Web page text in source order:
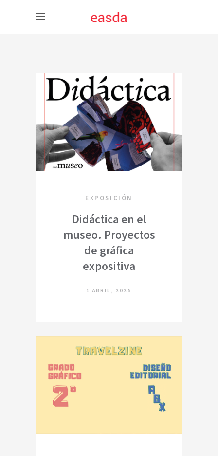
EXPOSICIÓN
Didáctica en el
museo. Proyectos
de gráfica
expositiva
1 ABRIL, 2025